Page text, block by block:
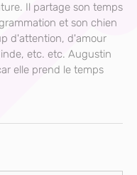
Il partage son temps
et son chien
d'attention, d'amour
etc. etc. Augustin
elle prend le temps